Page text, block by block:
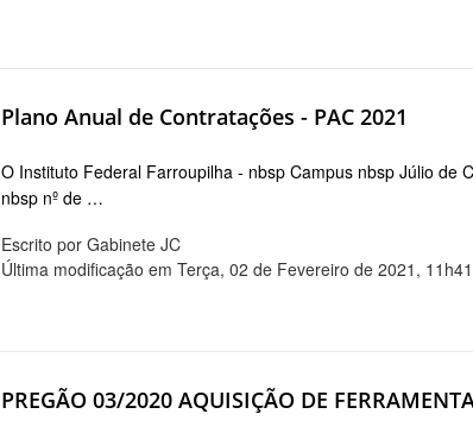
Plano Anual de Contratações - PAC 2021
O Instituto Federal Farroupilha - nbsp Campus nbsp Júlio de
nbsp nº de …
Escrito por Gabinete JC
Última modificação em Terça, 02 de Fevereiro de 2021, 11h41
PREGÃO 03/2020 AQUISIÇÃO DE